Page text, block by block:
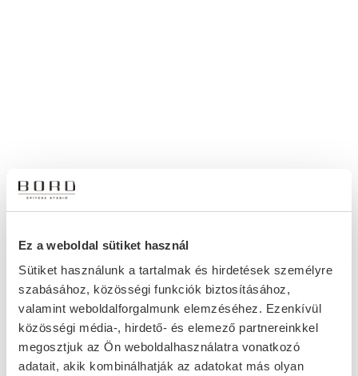
Ez a weboldal sütiket használ
Sütiket használunk a tartalmak és hirdetések személyre
szabásához, közösségi funkciók biztosításához,
valamint weboldalforgalmunk elemzéséhez. Ezenkívül
közösségi média-, hirdető- és elemező partnereinkkel
megosztjuk az Ön weboldalhasználatra vonatkozó
adatait, akik kombinálhatják az adatokat más olyan
Krausz Palace